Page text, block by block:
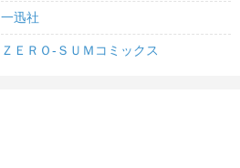
一迅社
ＺＥＲＯ-ＳＵＭコミックス